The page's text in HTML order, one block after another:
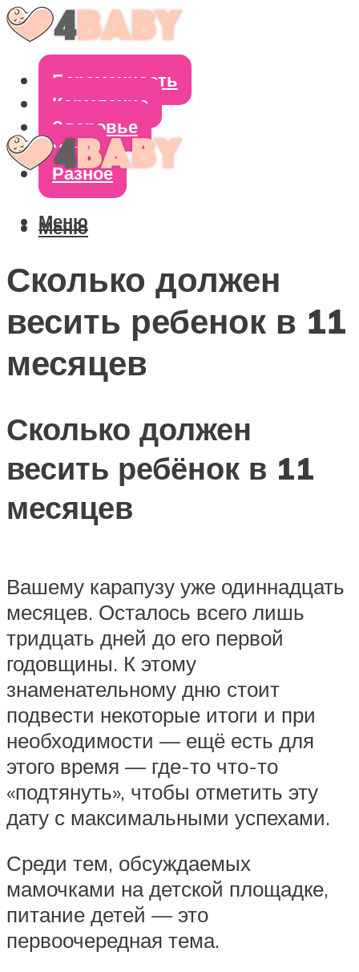
Беременность
Кормление
Здоровье
Уход
Разное
Меню
Меню
Сколько должен
весить ребенок в 11
месяцев
Сколько должен
весить ребёнок в 11
месяцев
Вашему карапузу уже одиннадцать
месяцев. Осталось всего лишь
тридцать дней до его первой
годовщины. К этому
знаменательному дню стоит
подвести некоторые итоги и при
необходимости — ещё есть для
этого время — где-то что-то
«подтянуть», чтобы отметить эту
дату с максимальными успехами.
Среди тем, обсуждаемых
мамочками на детской площадке,
питание детей — это
первоочередная тема.